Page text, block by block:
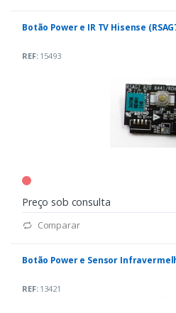
Botão Power e IR TV Hisense
REF:15493
Preço sob consulta
Comparar
Botão Power e Sensor
REF:13421